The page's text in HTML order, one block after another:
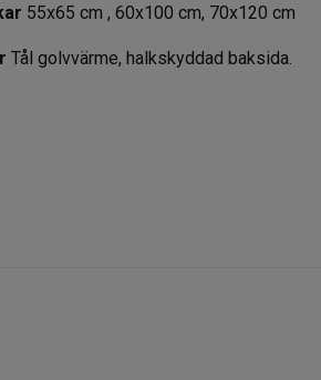
55x65 cm , 60x100 cm, 70x120 cm
Tål golvvärme, halkskyddad baksida.